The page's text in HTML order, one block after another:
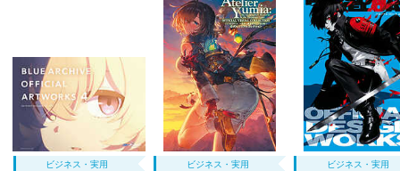
ビジネス・実用 ビジネス・実用 ビジネス・実用